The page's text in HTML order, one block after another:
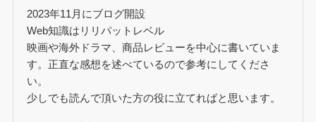
2023年11月にブログ開設
Web知識はリリパットレベル
映画や海外ドラマ、商品レビューを中心に書いていま
す。正直な感想を述べているので参考にしてくださ
い。
少しでも読んで頂いた方の役に立てればと思います。